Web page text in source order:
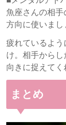
魚座さんの相
方向に使いまし
疲れているよ
け。相手から
向きに捉えてく
まとめ